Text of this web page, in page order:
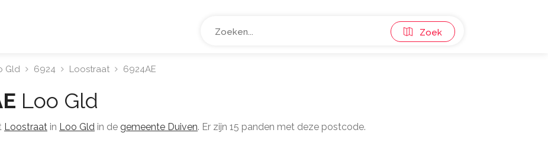
Zoek
Gld 6924 Loostraat 6924AE
Loo Gld
Loostraat in Loo Gld in de gemeente Duiven. Er zijn 15 panden met deze postcode.